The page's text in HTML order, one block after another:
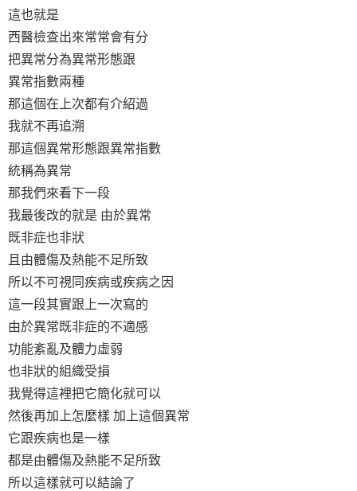
這也就是
西醫檢查出來常常會有分
把異常分為異常形態跟
異常指數兩種
那這個在上次都有介紹過
我就不再追溯
那這個異常形態跟異常指數
統稱為異常
那我們來看下一段
我最後改的就是 由於異常
既非症也非狀
且由體傷及熱能不足所致
所以不可視同疾病或疾病之因
這一段其實跟上一次寫的
由於異常既非症的不適感
功能紊亂及體力虛弱
也非狀的組織受損
我覺得這裡把它簡化就可以
然後再加上怎麼樣 加上這個異常
它跟疾病也是一樣
都是由體傷及熱能不足所致
所以這樣就可以結論了